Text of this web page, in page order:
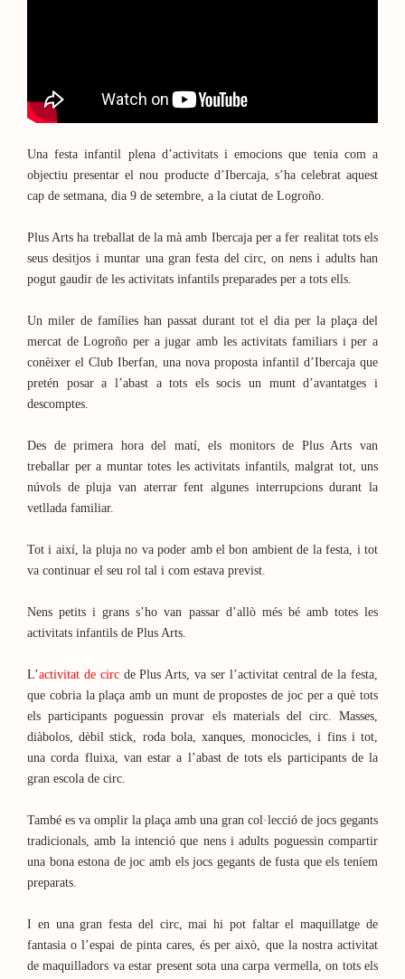
Una festa infantil plena d’activitats i emocions que tenia com a
objectiu presentar el nou producte d’Ibercaja, s’ha celebrat aquest
cap de setmana, dia 9 de setembre, a la ciutat de Logroño.
Plus Arts ha treballat de la mà amb Ibercaja per a fer realitat tots els
seus desitjos i muntar una gran festa del circ, on nens i adults han
pogut gaudir de les activitats infantils preparades per a tots ells.
Un miler de famílies han passat durant tot el dia per la plaça del
mercat de Logroño per a jugar amb les activitats familiars i per a
conèixer el Club Iberfan, una nova proposta infantil d’Ibercaja que
pretén posar a l’abast a tots els socis un munt d’avantatges i
descomptes.
Des de primera hora del matí, els monitors de Plus Arts van
treballar per a muntar totes les activitats infantils, malgrat tot, uns
núvols de pluja van aterrar fent algunes interrupcions durant la
vetllada familiar.
Tot i així, la pluja no va poder amb el bon ambient de la festa, i tot
va continuar el seu rol tal i com estava previst.
Nens petits i grans s’ho van passar d’allò més bé amb totes les
activitats infantils de Plus Arts.
L’activitat de circde Plus Arts, va ser l’activitat central de la festa,
que cobria la plaça amb un munt de propostes de joc per a què tots
els participants poguessin provar els materials del circ. Masses,
diàbolos, dèbil stick, roda bola, xanques, monocicles, i fins i tot,
una corda fluixa, van estar a l’abast de tots els participants de la
gran escola de circ.
També es va omplir la plaça amb una gran col·lecció de jocs gegants
tradicionals, amb la intenció que nens i adults poguessin compartir
una bona estona de joc amb els jocs gegants de fusta que els teníem
preparats.
I en una gran festa del circ, mai hi pot faltar el maquillatge de
fantasia o l’espai de pinta cares, és per això, que la nostra activitat
de maquilladors va estar present sota una carpa vermella, on tots els